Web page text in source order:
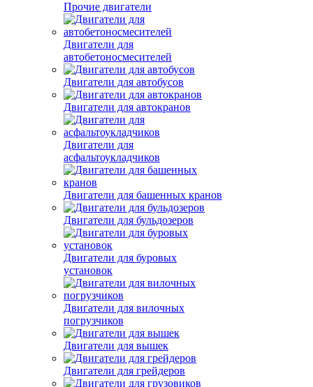
Прочие двигатели
Двигатели для
автобетоносмесителей
Двигатели для автобусов
Двигатели для автокранов
Двигатели для
асфальтоукладчиков
Двигатели для башенных кранов
Двигатели для бульдозеров
Двигатели для буровых
установок
Двигатели для вилочных
погрузчиков
Двигатели для вышек
Двигатели для грейдеров